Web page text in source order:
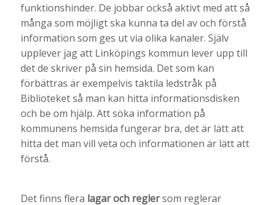
funktionshinder. De jobbar också aktivt med att så
många som möjligt ska kunna ta del av och förstå
information som ges ut via olika kanaler. Själv
upplever jag att Linköpings kommun lever upp till
det de skriver på sin hemsida. Det som kan
förbättras är exempelvis taktila ledstråk på
Biblioteket så man kan hitta informationsdisken
och be om hjälp. Att söka information på
kommunens hemsida fungerar bra, det är lätt att
hitta det man vill veta och informationen är lätt att
förstå.
Det finns flera lagar och reglersom reglerar